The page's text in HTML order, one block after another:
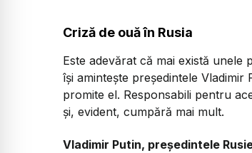
Criză de ouă în Rusia
Este adevărat că mai există unele
își amintește președintele
promite el. Responsabili pentru
și, evident, cumpără mai mult.
Vladimir Putin, președintele